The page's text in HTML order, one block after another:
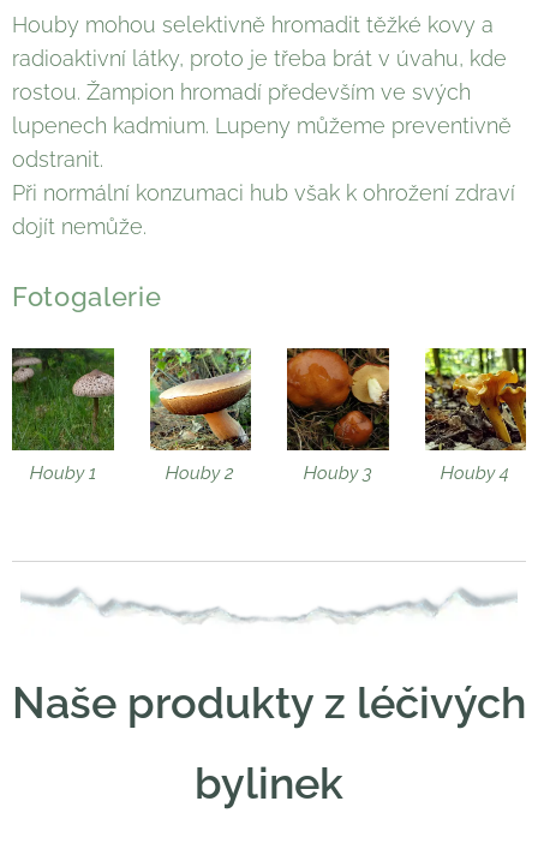
Houby mohou selektivně hromadit těžké kovy a
radioaktivní látky, proto je třeba brát v úvahu, kde
rostou. Žampion hromadí především ve svých
lupenech kadmium. Lupeny můžeme preventivně
odstranit.
Při normální konzumaci hub však k ohrožení zdraví
dojít nemůže.
Fotogalerie
Houby 1 Houby 2 Houby 3 Houby 4
Naše produkty z léčivých
bylinek